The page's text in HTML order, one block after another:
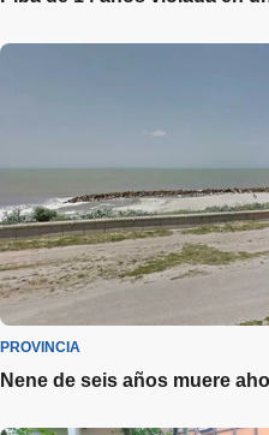
PROVINCIA
Nene de seis años muere